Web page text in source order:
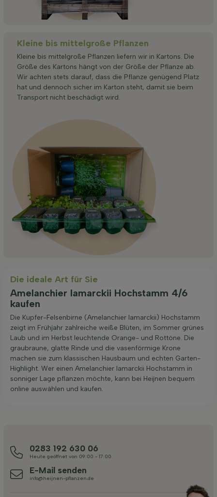
Kleine bis mittelgroße Pflanzen
Kleine bis mittelgroße Pflanzen liefern wir in Kartons. Die
Größe des Kartons hängt von der Größe der Pflanze ab.
Wir achten stets darauf, dass die Pflanze genügend Platz
hat und dennoch sicher im Karton steht, damit sie beim
Transport nicht beschädigt wird.
Die ideale Art für Sie
Amelanchier lamarckii Hochstamm 4/6
kaufen
Die Kupfer-Felsenbirne (Amelanchier lamarckii) Hochstamm
zeigt im Frühjahr zahlreiche weiße Blüten, im Sommer grünes
Laub und im Herbst leuchtende Orange- und Rottöne. Die
graubraune, glatte Rinde und die vasenförmige Krone
machen sie zum klassischen Hausbaum und echten Garten-
Highlight. Wer einen Amelanchier lamarckii Hochstamm in
sonniger Lage pflanzen möchte, kann bei Heijnen bequem
online auswählen und kaufen.
0283 192 630 06
Heute geöffnet von 09:00 - 17:00
E-Mail senden
info@heijnen-pflanzen.de